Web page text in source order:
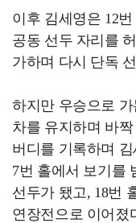
이후 김세영은 12
공동 선두 자리를
가하며 다시 단독
하지만 우승으로
차를 유지하며 바
버디를 기록하며
7번 홀에서 보기를
선두가 됐고, 18번
연장전으로 이어졌